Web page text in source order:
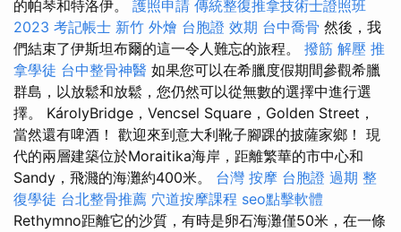
的帕琴和特洛伊。 護照申請 傳統整復推拿技術士證照班
2023 考記帳士 新竹 外燴 台胞證 效期 台中喬骨 然後，我
們結束了伊斯坦布爾的這一令人難忘的旅程。 撥筋 解壓 推
拿學徒 台中整骨神醫 如果您可以在希臘度假期間參觀希臘
群島，以放鬆和放鬆，您仍然可以從無數的選擇中進行選
擇。 KárolyBridge，Vencsel Square，Golden Street，
當然還有啤酒！ 歡迎來到意大利靴子腳踝的披薩家鄉！ 現
代的兩層建築位於Moraitika海岸，距離繁華的市中心和
Sandy，飛濺的海灘約400米。 台灣 按摩 台胞證 過期 整
復學徒 台北整骨推薦 穴道按摩課程 seo點擊軟體
Rethymno距離它的沙質，有時是卵石海灘僅50米，在一條